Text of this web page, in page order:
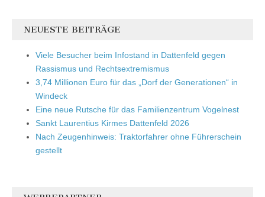
NEUESTE BEITRÄGE
Viele Besucher beim Infostand in Dattenfeld gegen
Rassismus und Rechtsextremismus
3,74 Millionen Euro für das „Dorf der Generationen“ in
Windeck
Eine neue Rutsche für das Familienzentrum Vogelnest
Sankt Laurentius Kirmes Dattenfeld 2026
Nach Zeugenhinweis: Traktorfahrer ohne Führerschein
gestellt